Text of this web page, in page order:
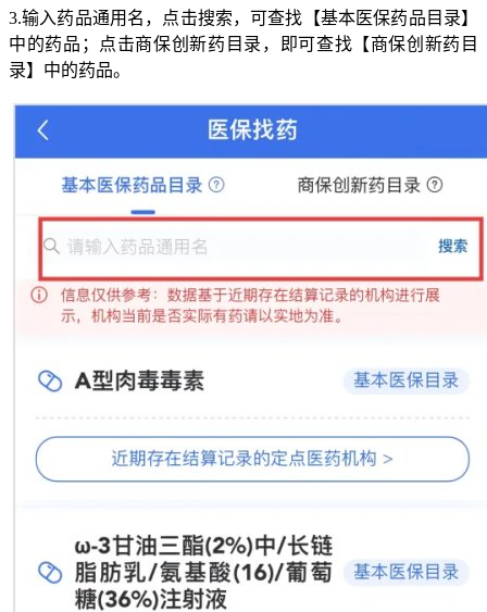
3.输入药品通用名，点击搜索，可查找【基本医保药品目录】
中的药品；点击商保创新药目录，即可查找【商保创新药目
录】中的药品。